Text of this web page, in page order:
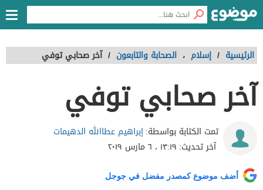
الرئيسية / إسلام ، الصحابة والتابعون / آخر صحابي توفي
آخر صحابي توفي
تمت الكتابة بواسطة:إبراهيم عطاالله الدهيمات
آخر تحديث: ١٣:١٩ ، ٦ مارس ٢٠١٩
أضف موضوع كمصدر مفضل في جوجل